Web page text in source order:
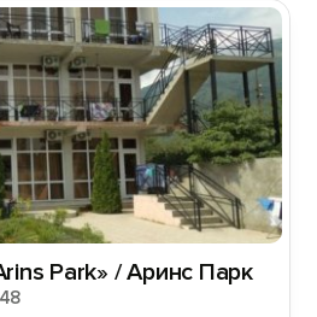
Park» / Аринс Парк